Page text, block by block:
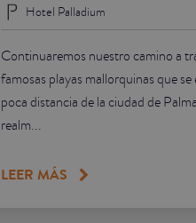
Hotel Palladium
Continuaremos nuestro camino a
famosas playas mallorquinas que
poca distancia de la ciudad de
realm...
LEER MÁS